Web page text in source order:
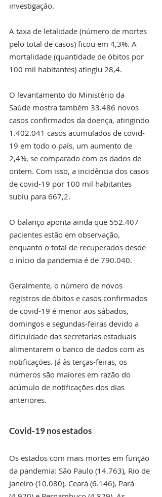
investigação.
A taxa de letalidade (número de mortes
pelo total de casos) ficou em 4,3%. A
mortalidade (quantidade de óbitos por
100 mil habitantes) atingiu 28,4.
O levantamento do Ministério da
Saúde mostra também 33.486 novos
casos confirmados da doença, atingindo
1.402.041 casos acumulados de covid-
19 em todo o país, um aumento de
2,4%, se comparado com os dados de
ontem. Com isso, a incidência dos casos
de covid-19 por 100 mil habitantes
subiu para 667,2.
O balanço aponta ainda que 552.407
pacientes estão em observação,
enquanto o total de recuperados desde
o início da pandemia é de 790.040.
Geralmente, o número de novos
registros de óbitos e casos confirmados
de covid-19 é menor aos sábados,
domingos e segundas-feiras devido a
dificuldade das secretarias estaduais
alimentarem o banco de dados com as
notificações. Já às terças-feiras, os
números são maiores em razão do
acúmulo de notificações dos dias
anteriores.
Covid-19 nos estados
Os estados com mais mortes em função
da pandemia: São Paulo (14.763), Rio de
Janeiro (10.080), Ceará (6.146), Pará